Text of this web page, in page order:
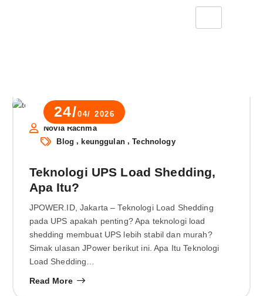
24/04/ 2026
Novia Rachma
Blog , keunggulan,Technology
Teknologi UPS Load Shedding,
Apa Itu?
JPOWER.ID, Jakarta – Teknologi Load Shedding
pada UPS apakah penting? Apa teknologi load
shedding membuat UPS lebih stabil dan murah?
Simak ulasan JPower berikut ini. Apa Itu Teknologi
Load Shedding…
Read More